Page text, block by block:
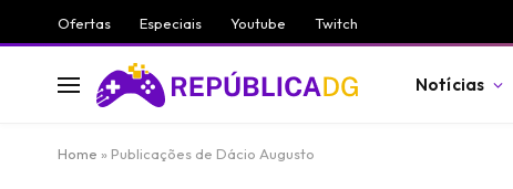
Ofertas Especiais Youtube Twitch
Notícias
Home » Publicações de Dácio Augusto